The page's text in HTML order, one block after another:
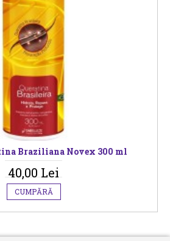
Braziliana Novex 300 ml
40,00 Lei
CUMPĂRĂ